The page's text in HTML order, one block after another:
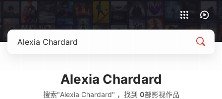
Alexia Chardard
搜索"Alexia Chardard" ，找到 0部影视作品